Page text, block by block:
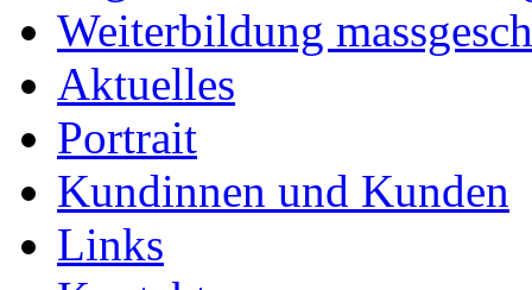
Weiterbildung
Aktuelles
Portrait
Kundinnen und Kunden
Links